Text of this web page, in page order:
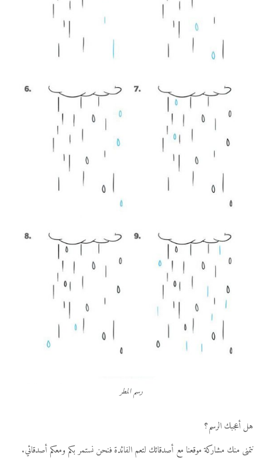
رسم المطر
هل أعجبك الرسم؟
نتمنى منك مشاركة موقعنا مع أصدقائك لتعم الفائدة فنحن نستمر بكم ومعكم أصدقائي.